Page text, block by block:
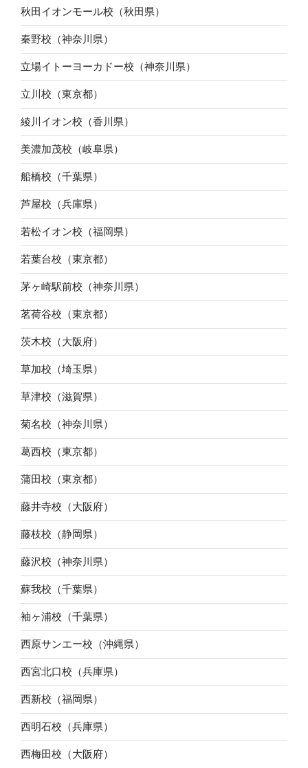
秋田イオンモール校（秋田県）
秦野校（神奈川県）
立場イトーヨーカドー校（神奈川県）
立川校（東京都）
綾川イオン校（香川県）
美濃加茂校（岐阜県）
船橋校（千葉県）
芦屋校（兵庫県）
若松イオン校（福岡県）
若葉台校（東京都）
茅ヶ崎駅前校（神奈川県）
茗荷谷校（東京都）
茨木校（大阪府）
草加校（埼玉県）
草津校（滋賀県）
菊名校（神奈川県）
葛西校（東京都）
蒲田校（東京都）
藤井寺校（大阪府）
藤枝校（静岡県）
藤沢校（神奈川県）
蘇我校（千葉県）
袖ヶ浦校（千葉県）
西原サンエー校（沖縄県）
西宮北口校（兵庫県）
西新校（福岡県）
西明石校（兵庫県）
西梅田校（大阪府）